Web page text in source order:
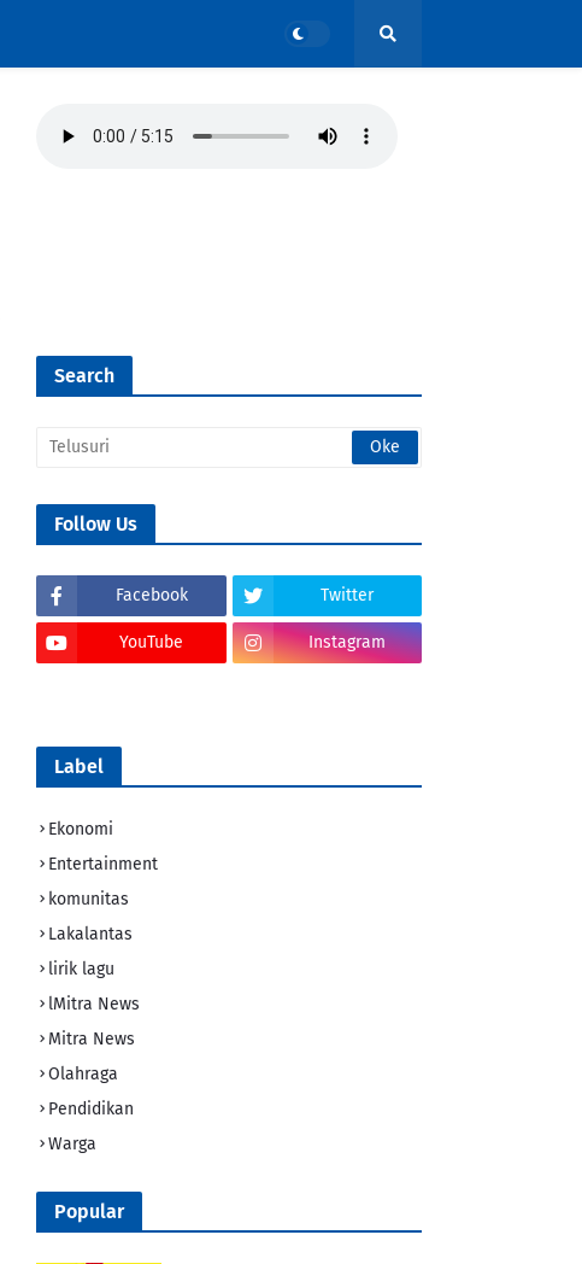
Search
Follow Us
Facebook Twitter
YouTube Instagram
Label
Ekonomi
Entertainment
komunitas
Lakalantas
lirik lagu
lMitra News
Mitra News
Olahraga
Pendidikan
Warga
Popular